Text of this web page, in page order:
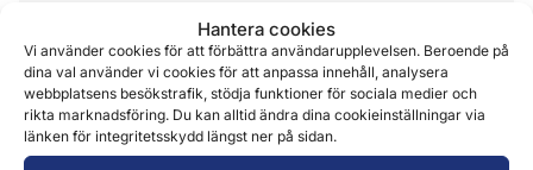
Hantera cookies
Vi använder cookies för att förbättra användarupplevelsen. Beroende på
dina val använder vi cookies för att anpassa innehåll, analysera
webbplatsens besökstrafik, stödja funktioner för sociala medier och
rikta marknadsföring. Du kan alltid ändra dina cookieinställningar via
länken för integritetsskydd längst ner på sidan.
Recensioner